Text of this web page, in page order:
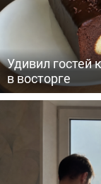
Удивил гостей
в восторге